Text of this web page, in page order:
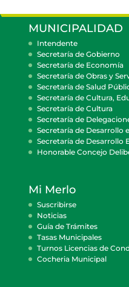
MUNICIPALIDAD
Intendente
Secretaría de Gobierno
Secretaría de Economía
Secretaría de Obras y
Secretaría de Salud
Secretaría de Cultura,
Secretaría de Cultura
Secretaría de
Secretaría de Desarrollo
Secretaría de Desarrollo
Honorable Concejo
Mi Merlo
Suscribirse
Noticias
Guía de Trámites
Tasas Municipales
Turnos Licencias de
Cocheria Municipal